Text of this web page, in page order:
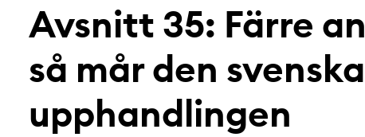
Avsnitt 35: Färre
så mår den svenska
upphandlingen